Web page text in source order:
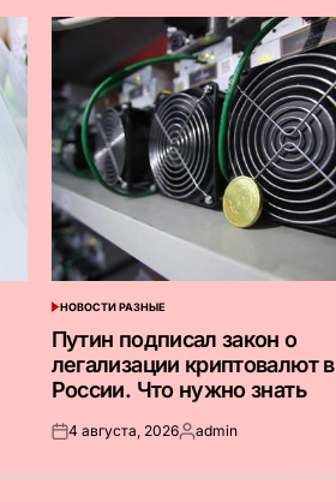
ОПУБЛИКОВАНО
В
НОВОСТИ РАЗНЫЕ
Путин подписал закон о
легализации криптовалют в
России. Что нужно знать
Опубликовано
4 августа, 2026Запись
admin